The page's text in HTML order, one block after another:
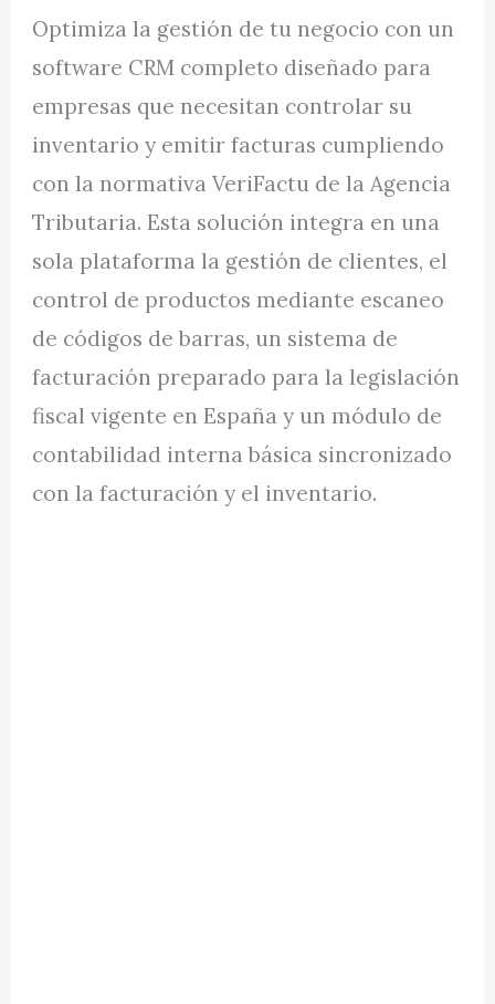
con
Suscripción
x
año
cantidad
Optimiza la gestión de tu negocio con un
software CRM completo diseñado para
empresas que necesitan controlar su
inventario y emitir facturas cumpliendo
con la normativa VeriFactu de la Agencia
Tributaria. Esta solución integra en una
sola plataforma la gestión de clientes, el
control de productos mediante escaneo
de códigos de barras, un sistema de
facturación preparado para la legislación
fiscal vigente en España y un módulo de
contabilidad interna básica sincronizado
con la facturación y el inventario.